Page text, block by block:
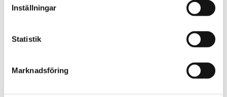
Inställningar
Statistik
Marknadsföring
ETL 2-handskontroll för säker högspänningsprovning